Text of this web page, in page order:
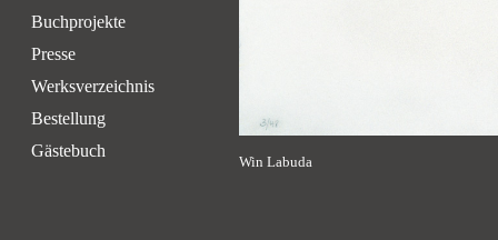
Buchprojekte
Presse
Werksverzeichnis
Bestellung
Gästebuch
Win Labuda